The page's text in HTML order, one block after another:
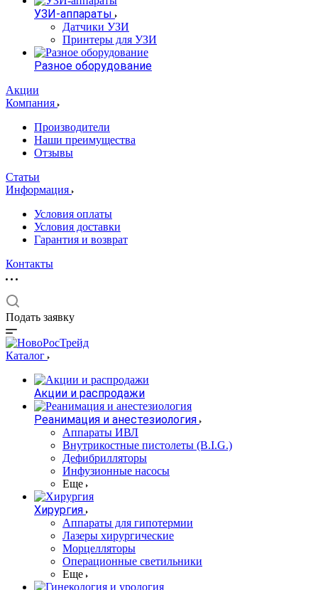
УЗИ-аппараты
Датчики УЗИ
Принтеры для УЗИ
Разное оборудование
Акции
Компания
Производители
Наши преимущества
Отзывы
Статьи
Информация
Условия оплаты
Условия доставки
Гарантия и возврат
Контакты
Подать заявку
Каталог
Акции и распродажи
Реанимация и анестезиология
Аппараты ИВЛ
Внутрикостные пистолеты (B.I.G.)
Дефибрилляторы
Инфузионные насосы
Еще
Хирургия
Аппараты для гипотермии
Лазеры хирургические
Морцелляторы
Операционные светильники
Еще